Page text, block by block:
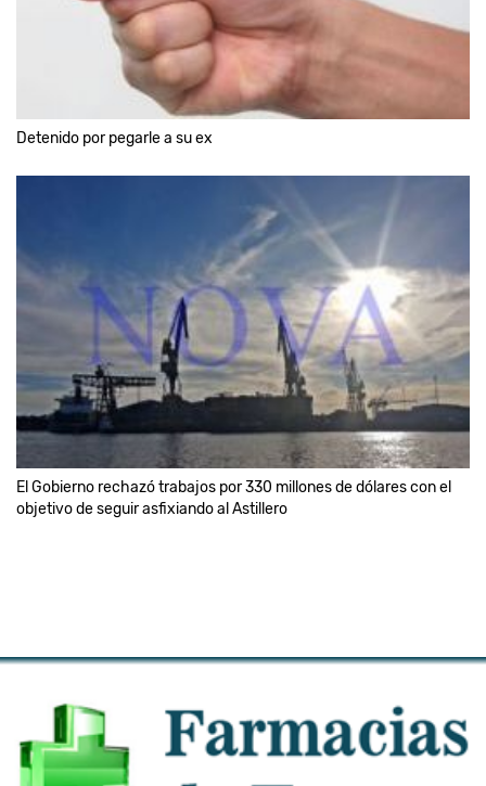
Detenido por pegarle a su ex
El Gobierno rechazó trabajos por 330 millones de dólares con el
objetivo de seguir asfixiando al Astillero